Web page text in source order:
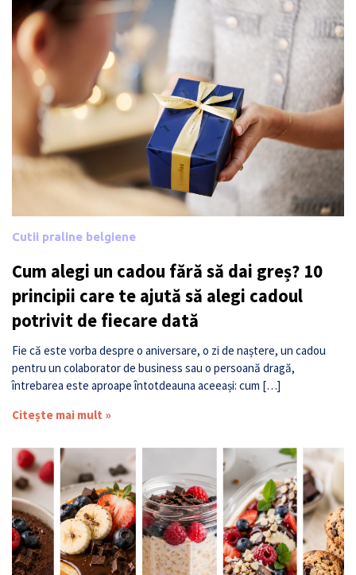
Cutii praline belgiene
Cum alegi un cadou fără să dai greș? 10
principii care te ajută să alegi cadoul
potrivit de fiecare dată
Fie că este vorba despre o aniversare, o zi de naștere, un cadou
pentru un colaborator de business sau o persoană dragă,
întrebarea este aproape întotdeauna aceeași: cum […]
Citește mai mult »